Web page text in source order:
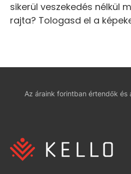
sikerül veszekedés nélkül
rajta? Tologasd el a
Az áraink forintban értendők